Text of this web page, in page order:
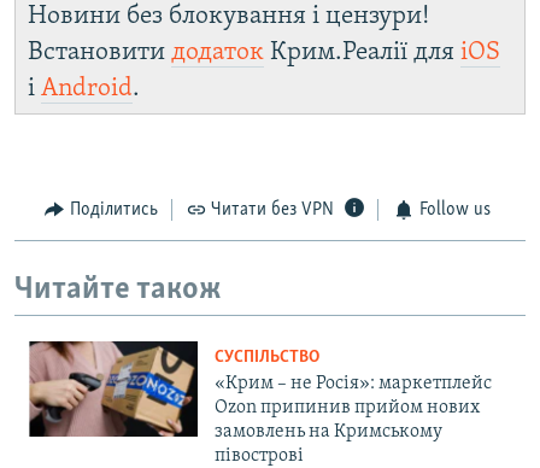
Новини без блокування і цензури!
Встановити додаток Крим.Реалії для iOS
і Android.
Поділитись Читати без VPN Follow us
Читайте також
СУСПІЛЬСТВО
«Крим – не Росія»: маркетплейс
Ozon припинив прийом нових
замовлень на Кримському
півострові